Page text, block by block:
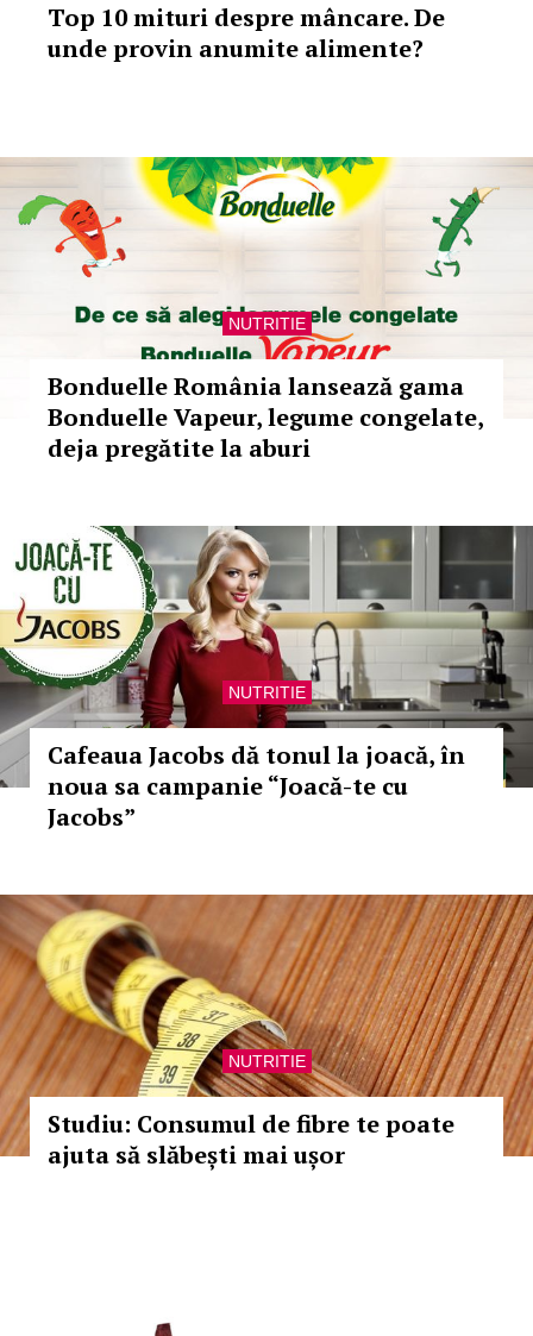
Top 10 mituri despre mâncare. De
unde provin anumite alimente?
NUTRITIE
Bonduelle România lansează gama
Bonduelle Vapeur, legume congelate,
deja pregătite la aburi
NUTRITIE
Cafeaua Jacobs dă tonul la joacă, în
noua sa campanie “Joacă-te cu
Jacobs”
NUTRITIE
Studiu: Consumul de fibre te poate
ajuta să slăbești mai ușor